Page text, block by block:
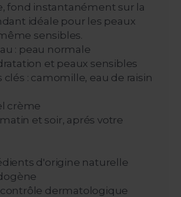
fond instantanément sur la
idéale pour les peaux
sensibles.
: peau normale
et peaux sensibles
: camomille, eau de raisin
crème
et soir, aprés votre
d'origine naturelle
contrôle dermatologique